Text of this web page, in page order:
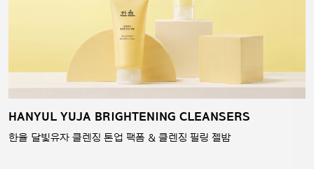
HANYUL YUJA BRIGHTENING CLEANSERS
한율 달빛유자 클렌징 톤업 팩폼 & 클렌징 필링 젤밤